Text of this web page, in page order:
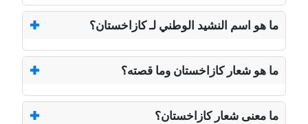
ما هو اسم النشيد الوطني لـ كازاخستان؟
ما هو شعار كازاخستان وما قصته؟
ما معنى شعار كازاخستان؟